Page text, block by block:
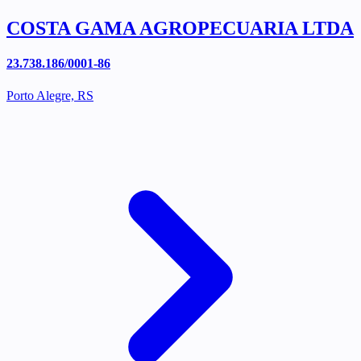
COSTA GAMA AGROPECUARIA LTDA
23.738.186/0001-86
Porto Alegre, RS